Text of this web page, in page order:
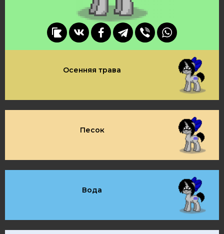
Осенняя трава
Песок
Вода